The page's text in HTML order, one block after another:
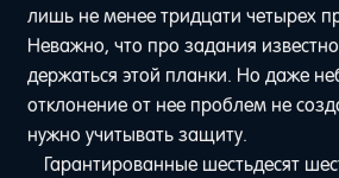
лишь не менее тридцати четырех
Неважно, что про задания
держаться этой планки. Но даже
отклонение от нее проблем не
нужно учитывать защиту.
Гарантированные шестьдесят